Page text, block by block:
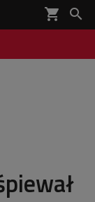
shopping_cart 
